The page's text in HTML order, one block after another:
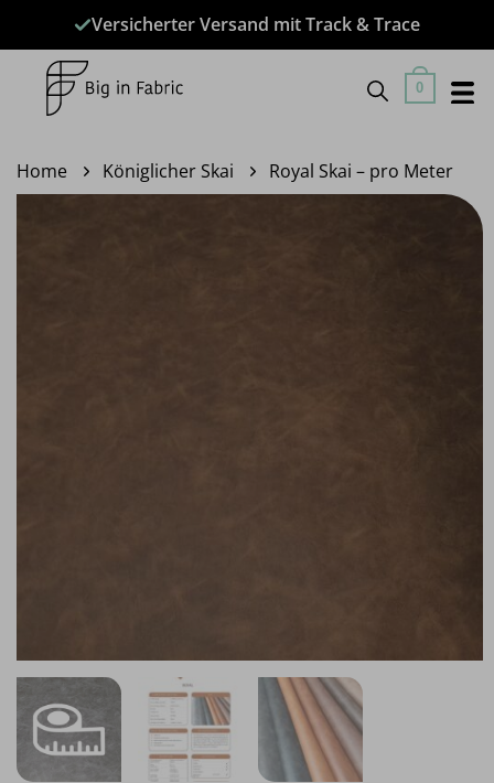
springen
Versicherter Versand mit Track & Trace
0
Home Königlicher Skai Royal Skai – pro Meter